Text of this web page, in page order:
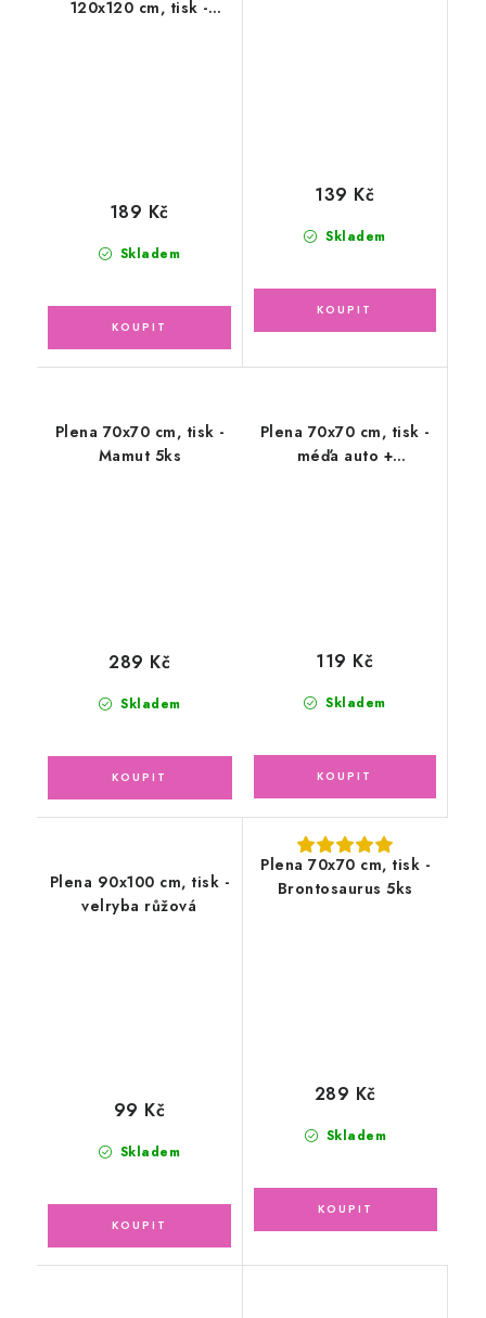
120x120 cm, tisk -
Skladem
189 Kč
Skladem
139 Kč
Plena 70x70 cm, tisk -
Mamut 5ks
Skladem
289 Kč
Plena 70x70 cm, tisk -
méďa auto +
Skladem
119 Kč
Plena 90x100 cm, tisk -
velryba růžová
Skladem
99 Kč
Plena 70x70 cm, tisk -
Brontosaurus 5ks
Skladem
289 Kč